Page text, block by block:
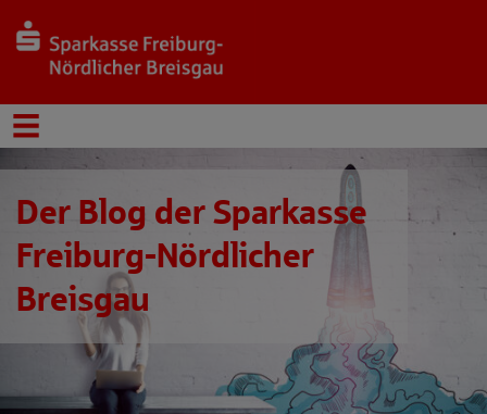
Der Blog der Sparkasse
Freiburg-Nördlicher
Breisgau